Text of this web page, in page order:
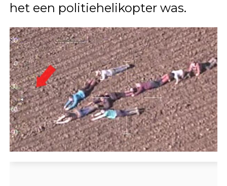
het een politiehelikopter was.